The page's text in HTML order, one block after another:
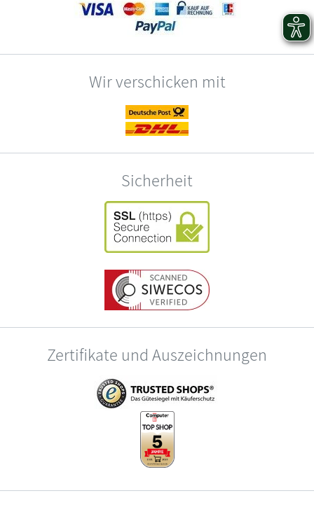
Wir verschicken mit
Sicherheit
Zertifikate und Auszeichnungen